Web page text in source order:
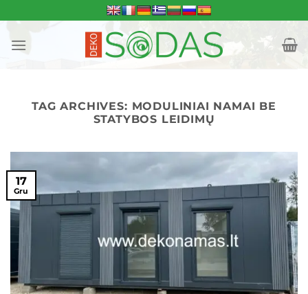
to
content
TAG ARCHIVES: MODULINIAI NAMAI BE
STATYBOS LEIDIMŲ
17
Gru